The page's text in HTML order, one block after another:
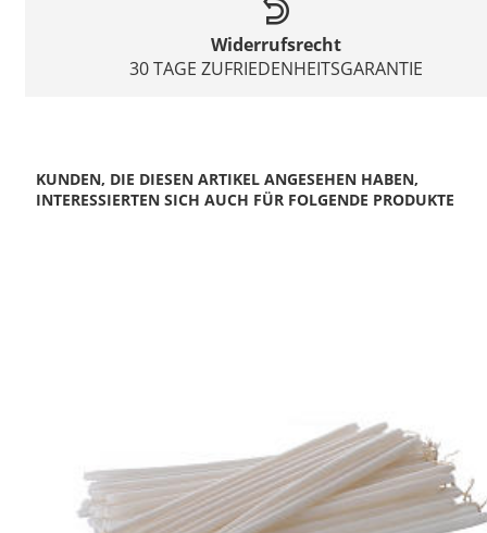
Widerrufsrecht
30 TAGE ZUFRIEDENHEITSGARANTIE
KUNDEN, DIE DIESEN ARTIKEL ANGESEHEN HABEN,
INTERESSIERTEN SICH AUCH FÜR FOLGENDE PRODUKTE